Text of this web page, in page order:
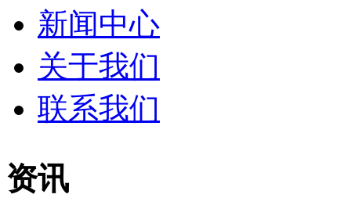
新闻中心
关于我们
联系我们
资讯